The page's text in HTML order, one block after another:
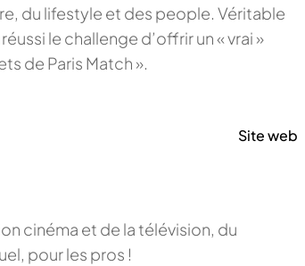
du lifestyle et des people. Véritable
le challenge d’offrir un « vrai »
de Paris Match ».
Site web
cinéma et de la télévision, du
pour les pros !